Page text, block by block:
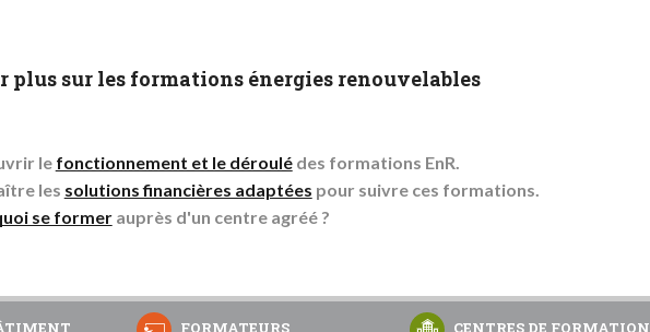
plus sur les formations énergies renouvelables
le fonctionnement et le déroulédes formations EnR.
les solutions financières adaptées pour suivre ces formations.
se formerauprès d'un centre agréé ?
FORMATEURS CENTRES DE FORMATION